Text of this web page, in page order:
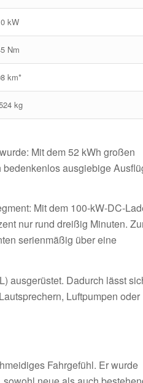
kW
Nm
km*
kg
Mit dem 52 kWh großen
ausgiebige
Mit dem 100-kW-DC-
nur rund dreißig Minuten.
serienmäßig über eine
ausgerüstet. Dadurch lässt
Luftpumpen oder
Fahrgefühl. Er wurde